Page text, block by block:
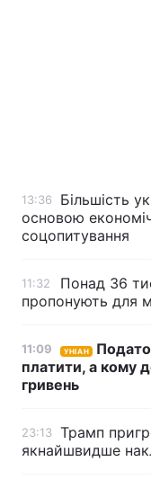
13:36
Більшість
основою
соцопитування
11:32
Понад 36
пропонують для
11:09 УНІАН
платити, а кому
гривень
23:13 Трамп
якнайшвидше